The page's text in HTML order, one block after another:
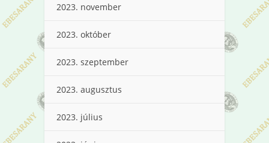
2023. november
2023. október
2023. szeptember
2023. augusztus
2023. július